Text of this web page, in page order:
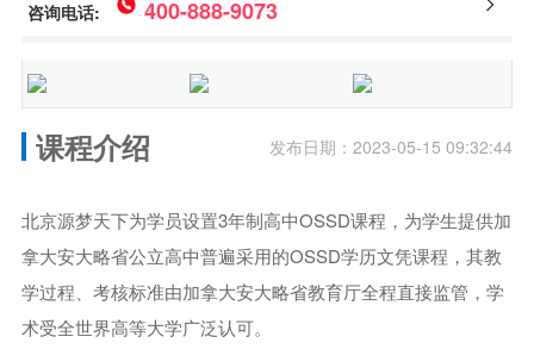
咨询电话: 400-888-9073
课程介绍 发布日期：2023-05-15 09:32:44
北京源梦天下为学员设置3年制高中OSSD课程，为学生提供加
拿大安大略省公立高中普遍采用的OSSD学历文凭课程，其教
学过程、考核标准由加拿大安大略省教育厅全程直接监管，学
术受全世界高等大学广泛认可。